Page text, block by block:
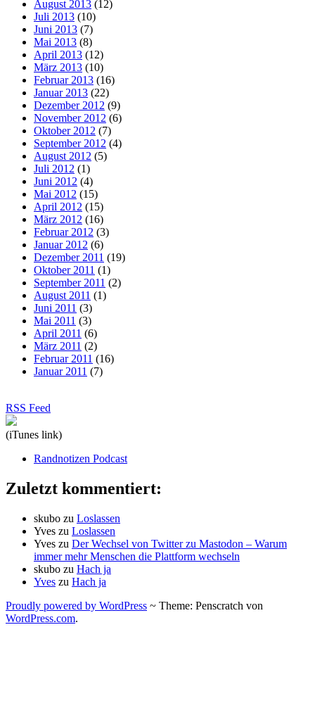
August 2013 (12)
Juli 2013 (10)
Juni 2013 (7)
Mai 2013 (8)
April 2013 (12)
März 2013 (10)
Februar 2013 (16)
Januar 2013 (22)
Dezember 2012 (9)
November 2012 (6)
Oktober 2012 (7)
September 2012 (4)
August 2012 (5)
Juli 2012 (1)
Juni 2012 (4)
Mai 2012 (15)
April 2012 (15)
März 2012 (16)
Februar 2012 (3)
Januar 2012 (6)
Dezember 2011 (19)
Oktober 2011 (1)
September 2011 (2)
August 2011 (1)
Juni 2011 (3)
Mai 2011 (3)
April 2011 (6)
März 2011 (2)
Februar 2011 (16)
Januar 2011 (7)
RSS Feed
(iTunes link)
Randnotizen Podcast
Zuletzt kommentiert:
skubo zu Loslassen
Yves zu Loslassen
Yves zu Der Wechsel von Twitter zu Mastodon – Warum
immer mehr Menschen die Plattform wechseln
skubo zu Hach ja
Yves zu Hach ja
Proudly powered by WordPress ~ Theme: Penscratch von
WordPress.com.